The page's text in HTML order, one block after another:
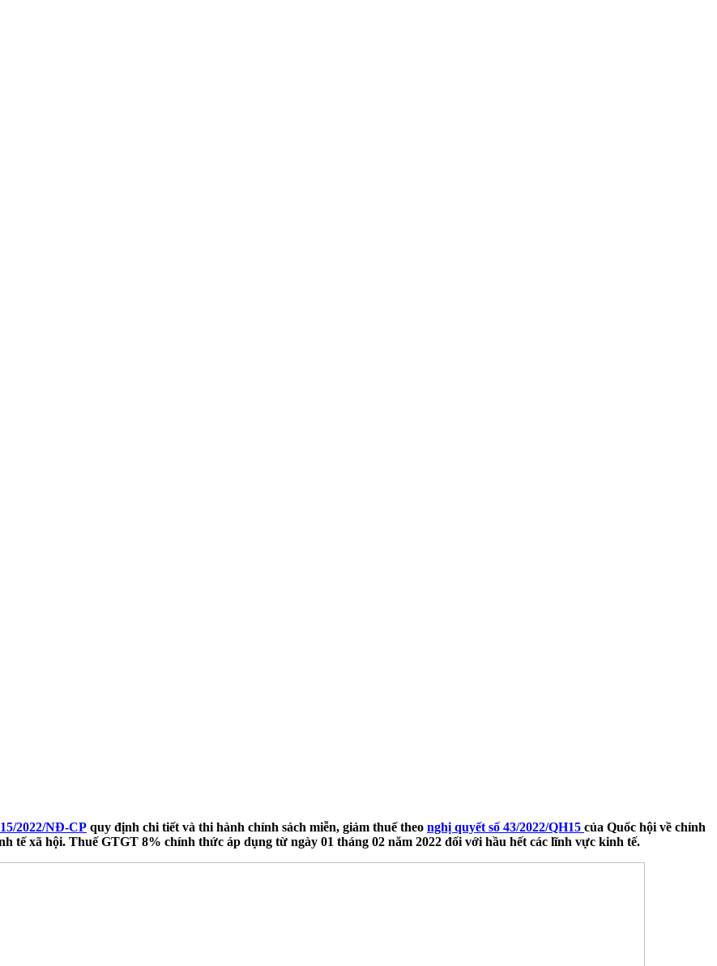
2022/NĐ-CP quy định chi tiết và thi hành chính sách miễn, giảm thuế theo nghị quyết số 43/2022/QH15 của Quốc hội về chính
tế xã hội. Thuế GTGT 8% chính thức áp dụng từ ngày 01 tháng 02 năm 2022 đối với hầu hết các lĩnh vực kinh tế.